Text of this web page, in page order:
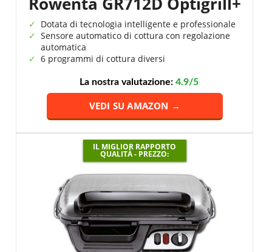
Dotata di tecnologia intelligente e professionale
Sensore automatico di cottura con regolazione
automatica
6 programmi di cottura diversi
La nostra valutazione: 4.9/5
VEDI SU AMAZON →
IL MIGLIOR RAPPORTO
QUALITÀ - PREZZO: